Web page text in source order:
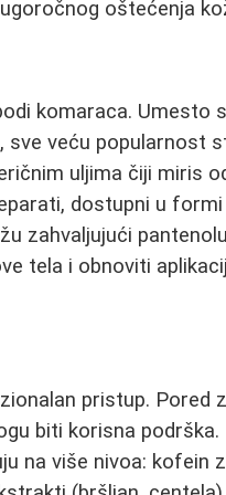
oštećenja
komaraca. Umesto
sve veću popularnost
uljima čiji miris
dostupni u
zahvaljujući
tela i obnoviti
pristup. Pored
biti korisna podrška.
na više nivoa: kofein